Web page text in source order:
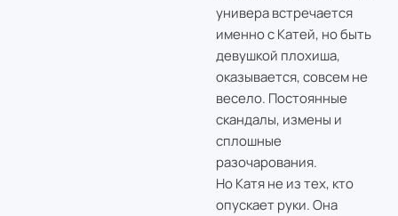
универа встречается
именно с Катей, но быть
девушкой плохиша,
оказывается, совсем не
весело. Постоянные
скандалы, измены и
сплошные
разочарования.
Но Катя не из тех, кто
опускает руки. Она